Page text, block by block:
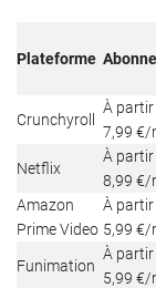
Plateforme
Crunchyroll
À partir
7,99 €/
Netflix
À partir
8,99 €/
Amazon
Prime Video
À partir
5,99 €/
Funimation
À partir
5,99 €/